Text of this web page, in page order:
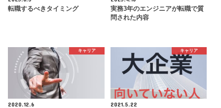
転職するべきタイミング
実務3年のエンジニアが転職で質
問された内容
キャリア
2020.12.6
キャリア
2021.5.22